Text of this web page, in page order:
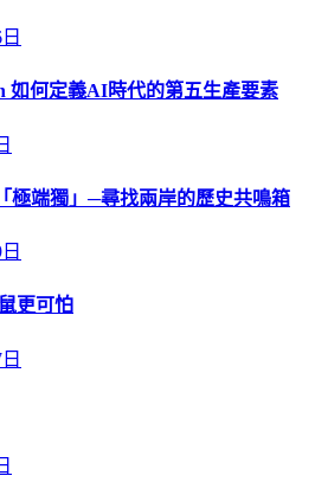
何定義AI時代的第五生產要素
極端獨」─尋找兩岸的歷史共鳴箱
更可怕